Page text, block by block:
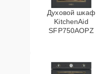
Духовой шкаф
KitchenAid
SFP750AOPZ